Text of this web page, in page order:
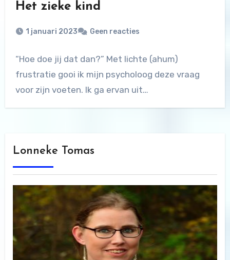
Het zieke kind
1 januari 2023 Geen reacties
“Hoe doe jij dat dan?” Met lichte (ahum)
frustratie gooi ik mijn psycholoog deze vraag
voor zijn voeten. Ik ga ervan uit…
Lonneke Tomas